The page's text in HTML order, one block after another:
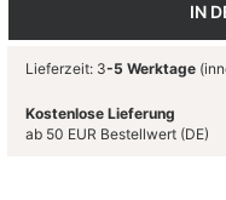
IN
Lieferzeit: 3-5 Werktage
Kostenlose Lieferung
ab 50 EUR Bestellwert (DE)